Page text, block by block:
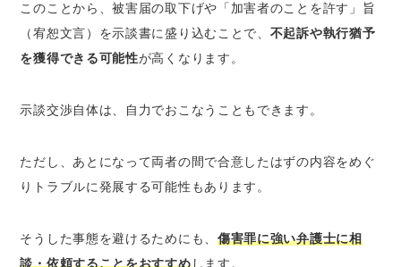
このことから、被害届の取下げや「加害者のことを許す」旨
（宥恕文言）を示談書に盛り込むことで、 不起訴や執行猶予
を獲得できる可能性が高くなります。
示談交渉自体は、自力でおこなうこともできます。
ただし、あとになって両者の間で合意したはずの内容をめぐ
りトラブルに発展する可能性もあります。
そうした事態を避けるためにも、 傷害罪に強い弁護士に相
談・依頼することをおすすめします。